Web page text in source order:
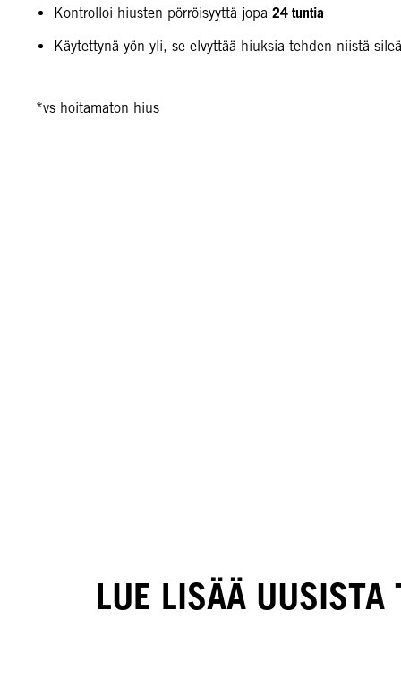
Kontrolloi hiusten pörröisyyttä jopa24 tuntia
Käytettynä yön yli, se elvyttää hiuksia tehden niistä
*vs hoitamaton hius
LUE LISÄÄ UUSISTA